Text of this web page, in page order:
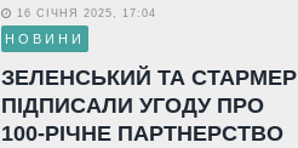
16 СІЧНЯ 2025, 17:04
НОВИНИ
ЗЕЛЕНСЬКИЙ ТА СТАРМЕР
ПІДПИСАЛИ УГОДУ ПРО
100-РІЧНЕ ПАРТНЕРСТВО